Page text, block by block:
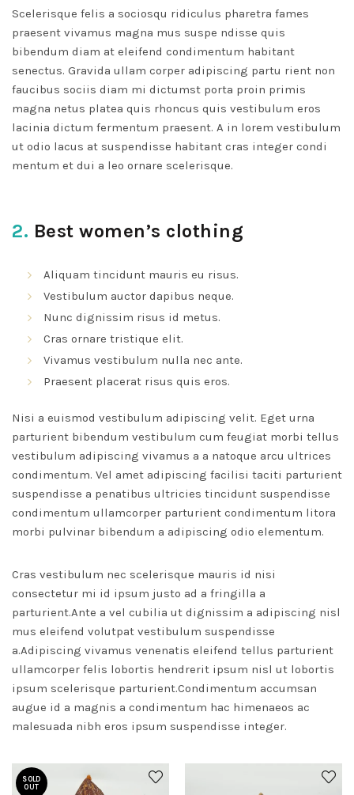
options
choisies
sur
la
page
du
Scelerisque felis a sociosqu ridiculus pharetra fames
praesent vivamus magna mus suspe ndisse quis
bibendum diam at eleifend condimentum habitant
senectus. Gravida ullam corper adipiscing partu rient non
faucibus sociis diam mi dictumst porta proin primis
magna netus platea quis rhoncus quis vestibulum eros
lacinia dictum fermentum praesent. A in lorem vestibulum
ut odio lacus at suspendisse habitant cras integer condi
mentum et dui a leo ornare scelerisque.
2. Best women’s clothing
Aliquam tincidunt mauris eu risus.
Vestibulum auctor dapibus neque.
Nunc dignissim risus id metus.
Cras ornare tristique elit.
Vivamus vestibulum nulla nec ante.
Praesent placerat risus quis eros.
Nisi a euismod vestibulum adipiscing velit. Eget urna
parturient bibendum vestibulum cum feugiat morbi tellus
vestibulum adipiscing vivamus a a natoque arcu ultrices
condimentum. Vel amet adipiscing facilisi taciti parturient
suspendisse a penatibus ultricies tincidunt suspendisse
condimentum ullamcorper parturient condimentum litora
morbi pulvinar bibendum a adipiscing odio elementum.
Cras vestibulum nec scelerisque mauris id nisi
consectetur mi id ipsum justo ad a fringilla a
parturient.Ante a vel cubilia ut dignissim a adipiscing nisl
mus eleifend volutpat vestibulum suspendisse
a.Adipiscing vivamus venenatis eleifend tellus parturient
ullamcorper felis lobortis hendrerit ipsum nisl ut lobortis
ipsum scelerisque parturient.Condimentum accumsan
augue id a magnis a condimentum hac himenaeos ac
malesuada nibh eros ipsum suspendisse integer.
SOLD
OUT